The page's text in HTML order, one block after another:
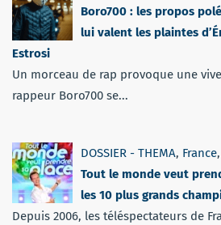
Boro700 : les propos
lui valent les plaintes
Estrosi
Un morceau de rap provoque une
rappeur Boro700 se...
DOSSIER - THEMA, France,
Tout le monde veut
les 10 plus grands
Depuis 2006, les téléspectateurs de